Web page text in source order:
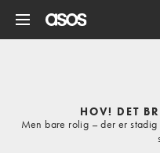
HOV! DET
Men bare rolig – der er